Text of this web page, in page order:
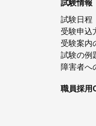
試験情報
試験日程
受験申込
受験案内
試験の例
障害者へ
職員採用